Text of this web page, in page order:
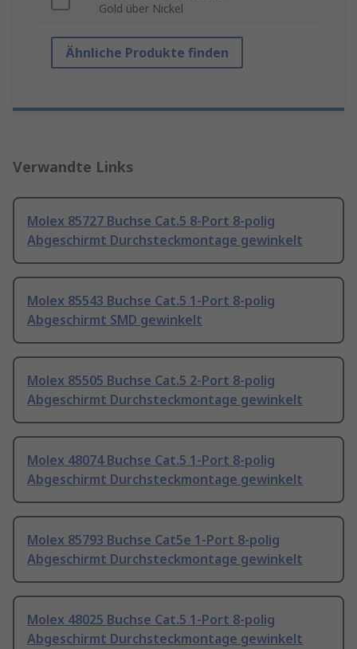
Gold über Nickel
Ähnliche Produkte finden
Verwandte Links
Molex 85727 Buchse Cat.5 8-Port 8-polig
Abgeschirmt Durchsteckmontage gewinkelt
Molex 85543 Buchse Cat.5 1-Port 8-polig
Abgeschirmt SMD gewinkelt
Molex 85505 Buchse Cat.5 2-Port 8-polig
Abgeschirmt Durchsteckmontage gewinkelt
Molex 48074 Buchse Cat.5 1-Port 8-polig
Abgeschirmt Durchsteckmontage gewinkelt
Molex 85793 Buchse Cat5e 1-Port 8-polig
Abgeschirmt Durchsteckmontage gewinkelt
Molex 48025 Buchse Cat.5 1-Port 8-polig
Abgeschirmt Durchsteckmontage gewinkelt